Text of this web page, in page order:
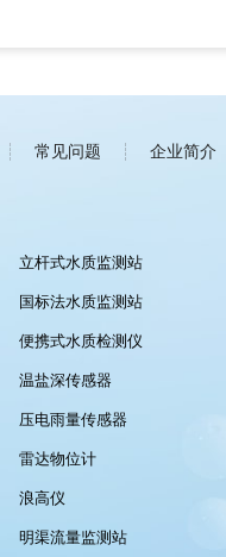
常见问题 企业简介
立杆式水质监测站
国标法水质监测站
便携式水质检测仪
温盐深传感器
压电雨量传感器
雷达物位计
浪高仪
明渠流量监测站